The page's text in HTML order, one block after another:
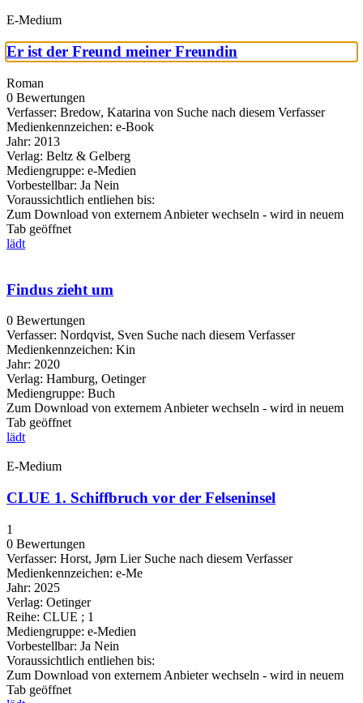
E-Medium
Er ist der Freund meiner Freundin
Roman
0 Bewertungen
Verfasser: Bredow, Katarina von Suche nach diesem Verfasser
Medienkennzeichen: e-Book
Jahr: 2013
Verlag: Beltz & Gelberg
Mediengruppe: e-Medien
Vorbestellbar: Ja Nein
Voraussichtlich entliehen bis:
Zum Download von externem Anbieter wechseln - wird in neuem
Tab geöffnet
lädt
Findus zieht um
0 Bewertungen
Verfasser: Nordqvist, Sven Suche nach diesem Verfasser
Medienkennzeichen: Kin
Jahr: 2020
Verlag: Hamburg, Oetinger
Mediengruppe: Buch
Zum Download von externem Anbieter wechseln - wird in neuem
Tab geöffnet
lädt
E-Medium
CLUE 1. Schiffbruch vor der Felseninsel
1
0 Bewertungen
Verfasser: Horst, Jørn Lier Suche nach diesem Verfasser
Medienkennzeichen: e-Me
Jahr: 2025
Verlag: Oetinger
Reihe: CLUE ; 1
Mediengruppe: e-Medien
Vorbestellbar: Ja Nein
Voraussichtlich entliehen bis:
Zum Download von externem Anbieter wechseln - wird in neuem
Tab geöffnet